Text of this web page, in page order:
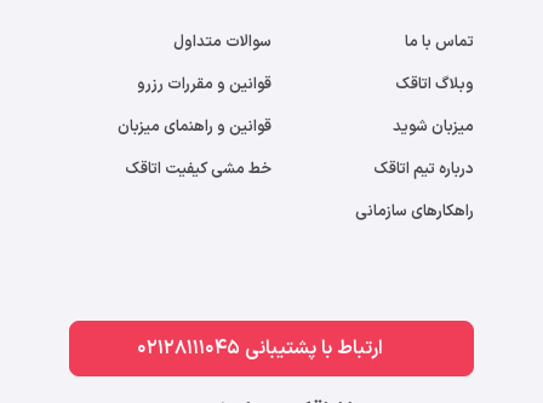
تماس با ما
وبلاگ اتاقک
میزبان شوید
درباره تیم اتاقک
راهکارهای سازمانی
سوالات متداول
قوانین و مقررات رزرو
قوانین و راهنمای میزبان
خط مشی کیفیت اتاقک
ارتباط با پشتیبانی 02128111045